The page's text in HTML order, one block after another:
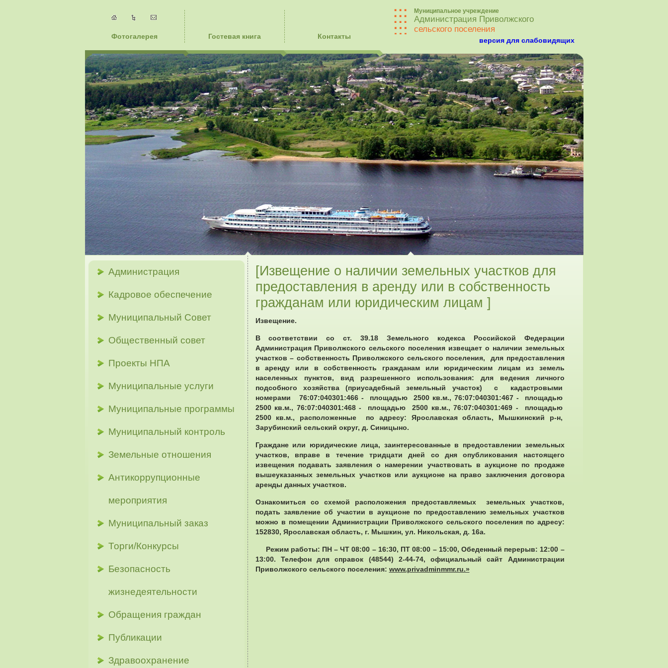
Фотогалерея Гостевая книга Контакты
Муниципальное учреждение
Администрация Приволжского
сельского поселения
версия для слабовидящих
Администрация
Кадровое обеспечение
Муниципальный Совет
Общественный совет
Проекты НПА
Муниципальные услуги
Муниципальные программы
Муниципальный контроль
Земельные отношения
Антикоррупционные
мероприятия
Муниципальный заказ
Торги/Конкурсы
Безопасность
жизнедеятельности
Обращения граждан
Публикации
Здравоохранение
[Извещение о наличии земельных участков для
предоставления в аренду или в собственность
гражданам или юридическим лицам ]
Извещение.
В соответствии со ст. 39.18 Земельного кодекса Российской Федерации
Администрация Приволжского сельского поселения извещает о наличии земельных
участков – собственность Приволжского сельского поселения, для предоставления
в аренду или в собственность гражданам или юридическим лицам из земель
населенных пунктов, вид разрешенного использования: для ведения личного
подсобного хозяйства (приусадебный земельный участок) с кадастровыми
номерами 76:07:040301:466 - площадью 2500 кв.м., 76:07:040301:467 - площадью
2500 кв.м., 76:07:040301:468 - площадью 2500 кв.м., 76:07:040301:469 - площадью
2500 кв.м., расположенные по адресу: Ярославская область, Мышкинский р-н,
Зарубинский сельский округ, д. Синицыно.
Граждане или юридические лица, заинтересованные в предоставлении земельных
участков, вправе в течение тридцати дней со дня опубликования настоящего
извещения подавать заявления о намерении участвовать в аукционе по продаже
вышеуказанных земельных участков или аукционе на право заключения договора
аренды данных участков.
Ознакомиться со схемой расположения предоставляемых земельных участков,
подать заявление об участии в аукционе по предоставлению земельных участков
можно в помещении Администрации Приволжского сельского поселения по адресу:
152830, Ярославская область, г. Мышкин, ул. Никольская, д. 16а.
Режим работы: ПН – ЧТ 08:00 – 16:30, ПТ 08:00 – 15:00, Обеденный перерыв: 12:00 –
13:00. Телефон для справок (48544) 2-44-74, официальный сайт Администрации
Приволжского сельского поселения: www.privadminmmr.ru.»